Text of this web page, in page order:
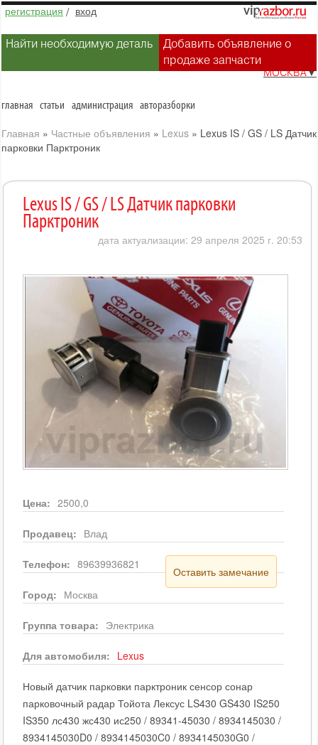
регистрация / вход
Найти необходимую деталь
Добавить объявление о
продаже запчасти
МОСКВА▼
главная статьи администрация авторазборки
Главная » Частные объявления » Lexus » Lexus IS / GS / LS Датчик
парковки Парктроник
Lexus IS / GS / LS Датчик парковки
Парктроник
дата актуализации: 29 апреля 2025 г. 20:53
Цена: 2500,0
Продавец: Влад
Телефон: 89639936821
Оставить замечание
Город: Москва
Группа товара: Электрика
Для автомобиля: Lexus
Новый датчик парковки парктроник сенсор сонар
парковочный радар Тойота Лексус LS430 GS430 IS250
IS350 лс430 жс430 ис250 / 89341-45030 / 8934145030 /
8934145030D0 / 8934145030C0 / 8934145030G0 /